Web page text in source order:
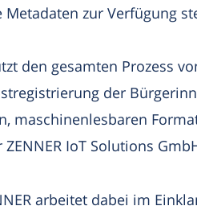
Metadaten zur Verfügung
den gesamten Prozess
der
maschinenlesbaren
IoT Solutions
arbeitet dabei im